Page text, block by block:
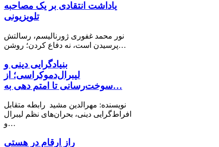
یاداشت انتقادی بر یک مصاحبه
تلویزیونی
نور محمد غفوری ژورنالیسم، رسالتش
پرسیدن است، نه دفاع کردن؛ روشن…
بنیادگرایی دینی و
لیبرال‌دموکراسی؛ از
سوخت‌رسانی تا امتم دهی به…
نویسنده: مهرالدین مشید رابطه متقابل
افراط‌گرایی دینی، بحران‌های نظم لیبرال
و…
راز ارقام در هستی